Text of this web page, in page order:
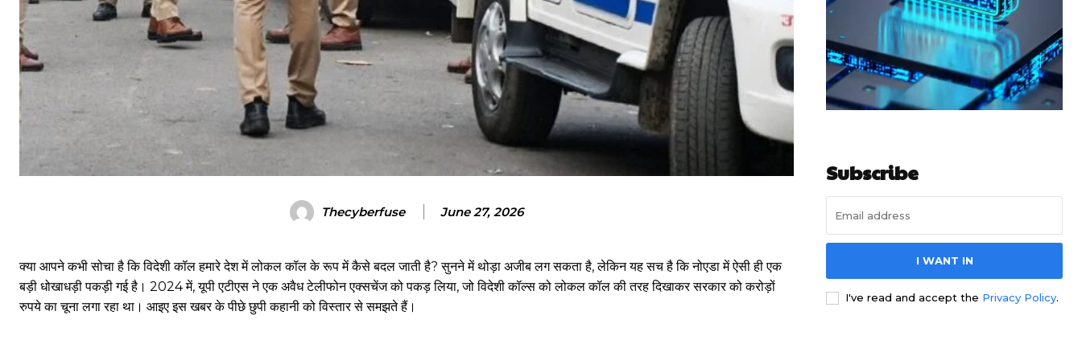
Thecyberfuse June 27, 2026
क्या आपने कभी सोचा है कि विदेशी कॉल हमारे देश में लोकल कॉल के रूप में कैसे बदल जाती है? सुनने में थोड़ा अजीब लग सकता है, लेकिन यह सच है कि नोएडा में ऐसी ही एक
बड़ी धोखाधड़ी पकड़ी गई है। 2024 में, यूपी एटीएस ने एक अवैध टेलीफोन एक्सचेंज को पकड़ लिया, जो विदेशी कॉल्स को लोकल कॉल की तरह दिखाकर सरकार को करोड़ों
रुपये का चूना लगा रहा था। आइए इस खबर के पीछे छुपी कहानी को विस्तार से समझते हैं।
Subscribe
I WANT IN
I've read and accept the Privacy Policy.